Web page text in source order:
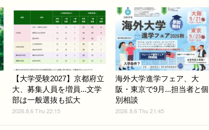
【大学受験2027】京都府立
大、募集人員を増員...文学
部は一般選抜も拡大
2026.8.6 Thu 22:15
海外大学進学フェア、大
阪・東京で9月...担当者と個
別相談
2026.8.6 Thu 21:45